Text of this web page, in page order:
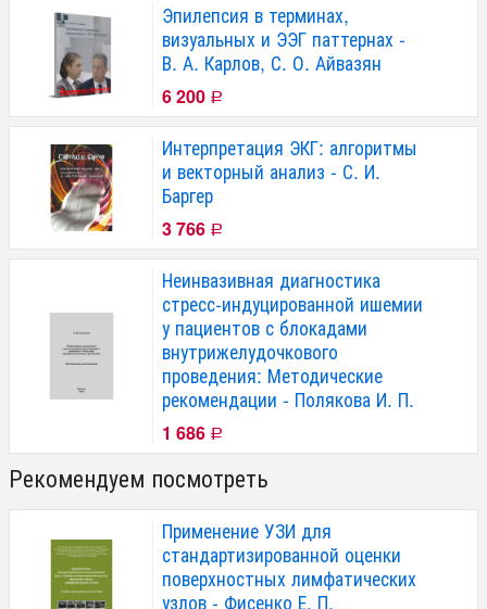
Эпилепсия в терминах,
визуальных и ЭЭГ паттернах -
В. А. Карлов, С. О. Айвазян
6 200 Р
Интерпретация ЭКГ: алгоритмы
и векторный анализ - С. И.
Баргер
3 766 Р
Неинвазивная диагностика
стресс-индуцированной ишемии
у пациентов с блокадами
внутрижелудочкового
проведения: Методические
рекомендации - Полякова И. П.
1 686 Р
Рекомендуем посмотреть
Применение УЗИ для
стандартизированной оценки
поверхностных лимфатических
узлов - Фисенко Е. П.